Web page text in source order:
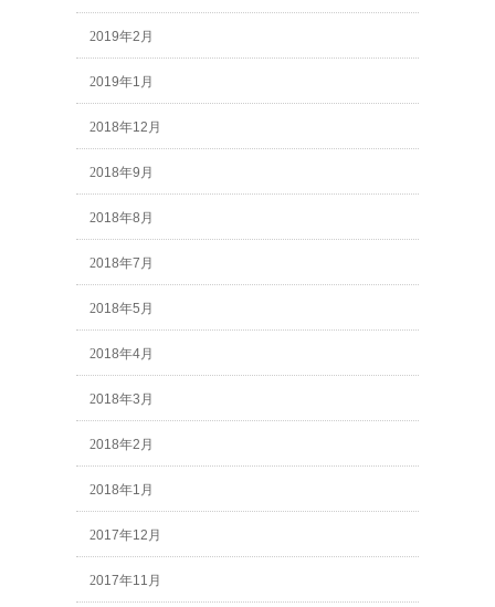
2019年2月
2019年1月
2018年12月
2018年9月
2018年8月
2018年7月
2018年5月
2018年4月
2018年3月
2018年2月
2018年1月
2017年12月
2017年11月